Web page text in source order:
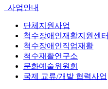
사업안내
단체지원사업
척수장애인재활지원센터
척수장애인직업재활
척수재활연구소
문화예술위원회
국제 교류/개발 협력사업